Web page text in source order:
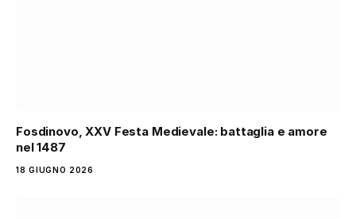
Fosdinovo, XXV Festa Medievale: battaglia e amore
nel 1487
18 GIUGNO 2026